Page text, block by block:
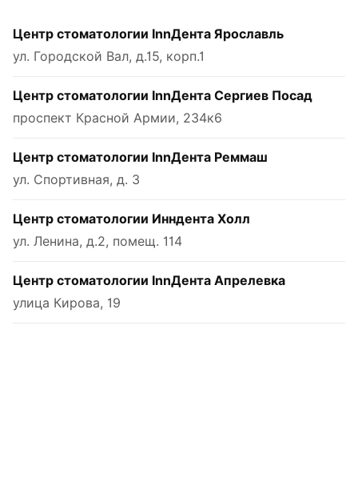
Центр стоматологии InnДента Ярославль
ул. Городской Вал, д.15, корп.1
Центр стоматологии InnДента Сергиев Посад
проспект Красной Армии, 234к6
Центр стоматологии InnДента Реммаш
ул. Спортивная, д. 3
Центр стоматологии Инндента Холл
ул. Ленина, д.2, помещ. 114
Центр стоматологии InnДента Апрелевка
улица Кирова, 19